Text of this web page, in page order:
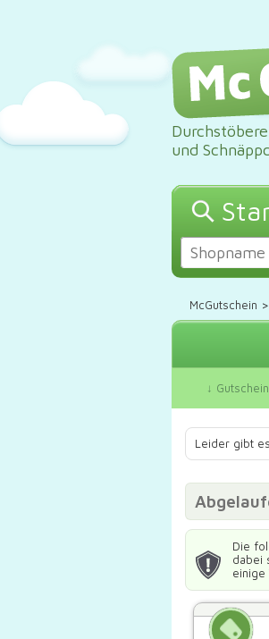
Durchstöbere
und
McGutschein >
↓
Leider gibt
Die
dabei
einige